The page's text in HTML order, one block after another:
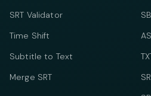
SRT Validator
Time Shift
Subtitle to Text
Merge SRT